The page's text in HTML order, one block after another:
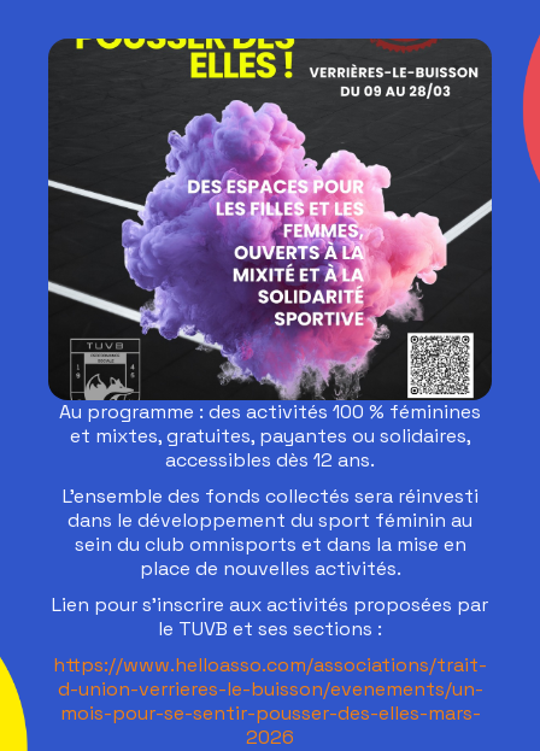
Au programme : des activités 100 % féminines
et mixtes, gratuites, payantes ou solidaires,
accessibles dès 12 ans.
L’ensemble des fonds collectés sera réinvesti
dans le développement du sport féminin au
sein du club omnisports et dans la mise en
place de nouvelles activités.
Lien pour s’inscrire aux activités proposées par
le TUVB et ses sections :
https://www.helloasso.com/associations/trait-
d-union-verrieres-le-buisson/evenements/un-
mois-pour-se-sentir-pousser-des-elles-mars-
2026